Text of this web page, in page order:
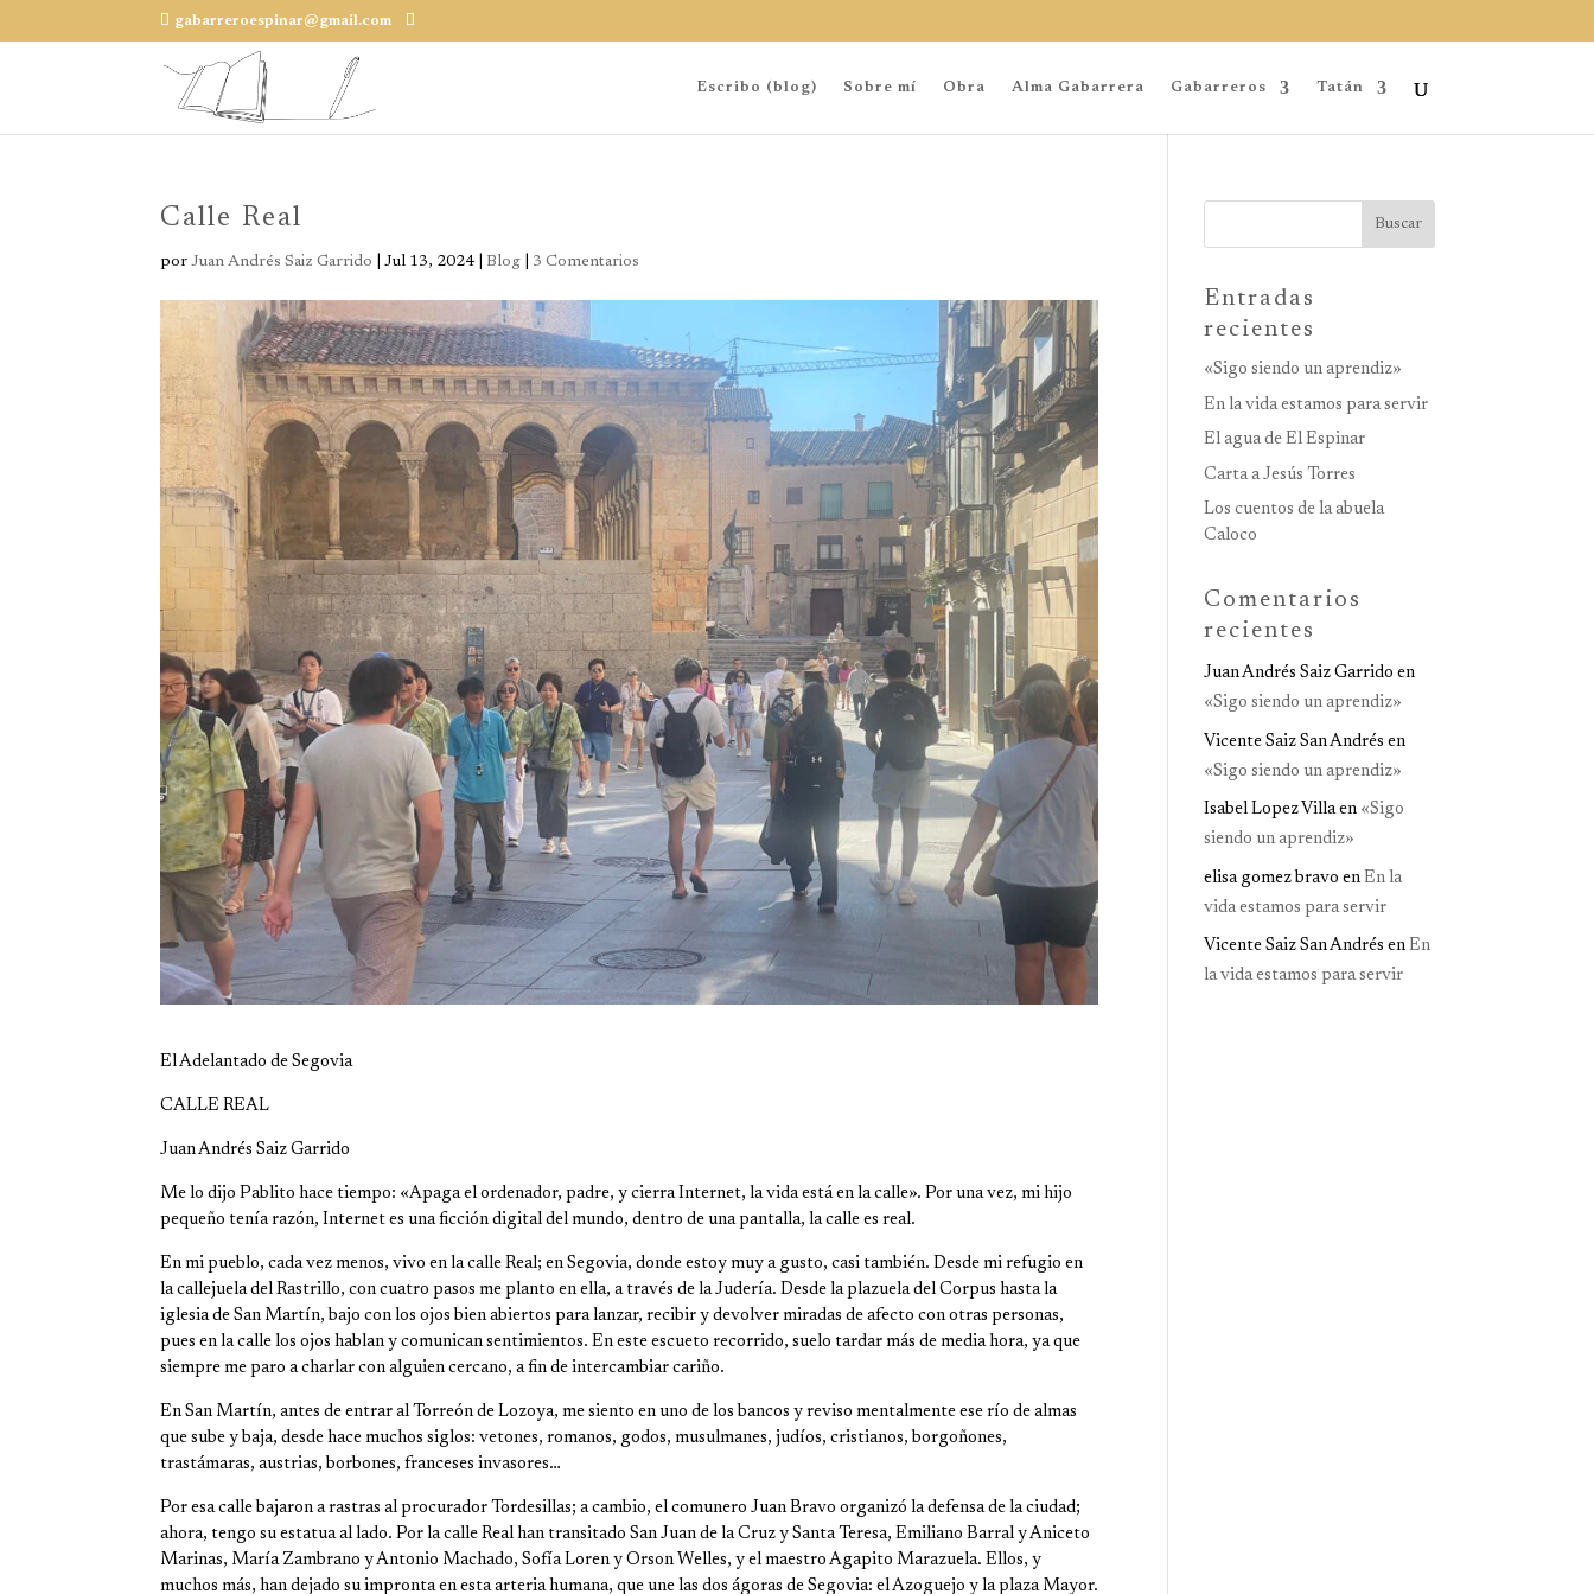
gabarreroespinar@gmail.com
Escribo (blog) Sobre mí Obra Alma Gabarrera Gabarreros Tatán
Calle Real
por Juan Andrés Saiz Garrido Jul 13, 2024| Blog| 3 Comentarios
El Adelantado de Segovia
CALLE REAL
Juan Andrés Saiz Garrido
Me lo dijo Pablito hace tiempo: «Apaga el ordenador, padre, y cierra Internet, la vida está en la calle». Por una vez, mi hijo
pequeño tenía razón, Internet es una ficción digital del mundo, dentro de una pantalla, la calle es real.
En mi pueblo, cada vez menos, vivo en la calle Real; en Segovia, donde estoy muy a gusto, casi también. Desde mi refugio en
la callejuela del Rastrillo, con cuatro pasos me planto en ella, a través de la Judería. Desde la plazuela del Corpus hasta la
iglesia de San Martín, bajo con los ojos bien abiertos para lanzar, recibir y devolver miradas de afecto con otras personas,
pues en la calle los ojos hablan y comunican sentimientos. En este escueto recorrido, suelo tardar más de media hora, ya que
siempre me paro a charlar con alguien cercano, a fin de intercambiar cariño.
En San Martín, antes de entrar al Torreón de Lozoya, me siento en uno de los bancos y reviso mentalmente ese río de almas
que sube y baja, desde hace muchos siglos: vetones, romanos, godos, musulmanes, judíos, cristianos, borgoñones,
trastámaras, austrias, borbones, franceses invasores…
Por esa calle bajaron a rastras al procurador Tordesillas; a cambio, el comunero Juan Bravo organizó la defensa de la ciudad;
ahora, tengo su estatua al lado. Por la calle Real han transitado San Juan de la Cruz y Santa Teresa, Emiliano Barral y Aniceto
Marinas, María Zambrano y Antonio Machado, Sofía Loren y Orson Welles, y el maestro Agapito Marazuela. Ellos, y
muchos más, han dejado su impronta en esta arteria humana, que une las dos ágoras de Segovia: el Azoguejo y la plaza Mayor.
Buscar
Entradas
recientes
«Sigo siendo un aprendiz»
En la vida estamos para servir
El agua de El Espinar
Carta a Jesús Torres
Los cuentos de la abuela
Caloco
Comentarios
recientes
Juan Andrés Saiz Garrido en
«Sigo siendo un aprendiz»
Vicente Saiz San Andrés en
«Sigo siendo un aprendiz»
Isabel Lopez Villaen «Sigo
siendo un aprendiz»
elisa gomez bravo enEn la
vida estamos para servir
Vicente Saiz San Andrés enEn
la vida estamos para servir